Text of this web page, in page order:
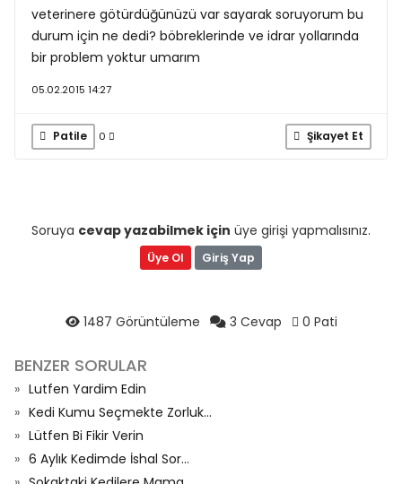
veterinere götürdüğünüzü var sayarak soruyorum bu
durum için ne dedi? böbreklerinde ve idrar yollarında
bir problem yoktur umarım
05.02.2015 14:27
Patile 0 Şikayet Et
Soruya cevap yazabilmek için üye girişi yapmalısınız.
Üye Ol Giriş Yap
1487 Görüntüleme 3 Cevap 0 Pati
BENZER SORULAR
Lutfen Yardim Edin
Kedi Kumu Seçmekte Zorluk...
Lütfen Bi Fikir Verin
6 Aylık Kedimde İshal Sor...